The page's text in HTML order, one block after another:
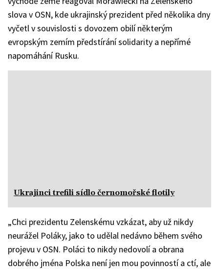
slova v OSN, kde ukrajinský prezident před několika dny
vyčetl v souvislosti s dovozem obilí některým
evropským zemím předstírání solidarity a nepřímé
napomáhání Rusku.
Ukrajinci trefili sídlo černomořské flotily
„Chci prezidentu Zelenskému vzkázat, aby už nikdy
neurážel Poláky, jako to udělal nedávno během svého
projevu v OSN. Poláci to nikdy nedovolí a obrana
dobrého jména Polska není jen mou povinností a ctí, ale